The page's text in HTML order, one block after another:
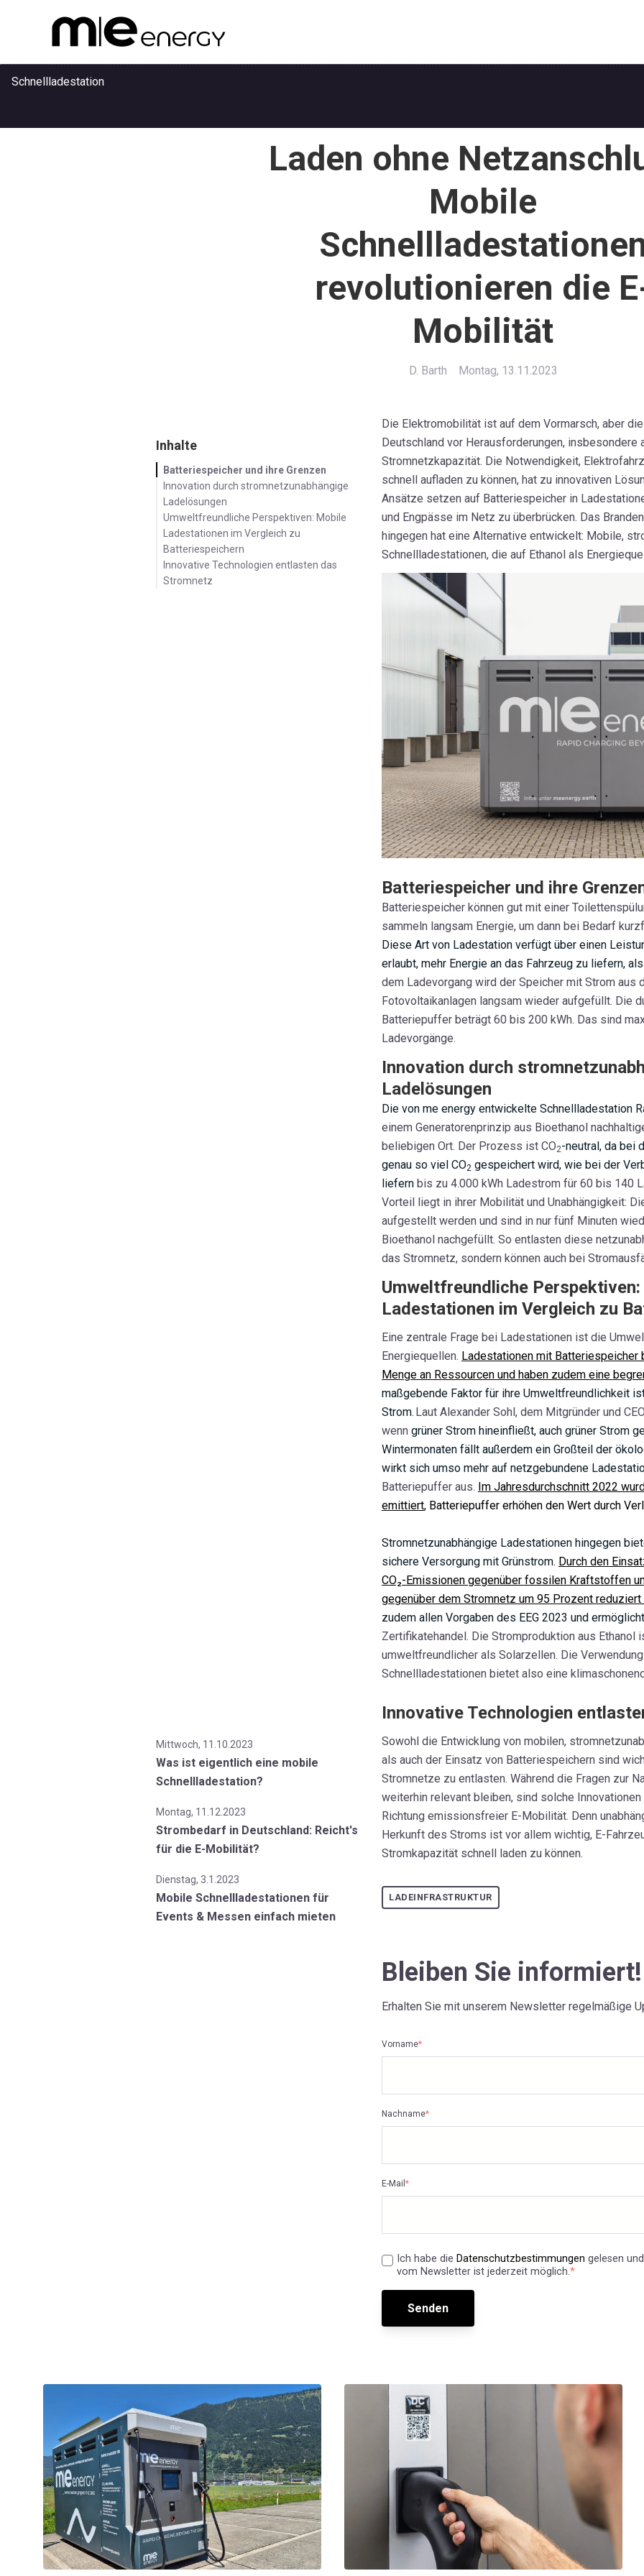
Schnellladestation
Laden ohne
Mobile
revolutionieren die
Mobilität
D. Barth Montag, 13.11.2023
Inhalte
Batteriespeicher und ihre Grenzen
Innovation durch stromnetzunabhängige
Ladelösungen
Umweltfreundliche Perspektiven: Mobile
Ladestationen im Vergleich zu
Batteriespeichern
Innovative Technologien entlasten das
Stromnetz
Mittwoch, 11.10.2023
Was ist eigentlich eine mobile
Schnellladestation?
Montag, 11.12.2023
Strombedarf in Deutschland: Reicht's
für die E-Mobilität?
Dienstag, 3.1.2023
Mobile Schnellladestationen für
Events & Messen einfach mieten
Die Elektromobilität ist auf dem Vormarsch, aber
Deutschland vor Herausforderungen, insbesondere
Stromnetzkapazität. Die Notwendigkeit,
schnell aufladen zu können, hat zu innovativen
Ansätze setzen auf Batteriespeicher in
und Engpässe im Netz zu überbrücken. Das
hingegen hat eine Alternative entwickelt: Mobile,
Schnellladestationen, die auf Ethanol als
Batteriespeicher und ihre
Batteriespeicher können gut mit einer
sammeln langsam Energie, um dann bei Bedarf
Diese Art von Ladestation verfügt über einen
erlaubt, mehr Energie an das Fahrzeug zu liefern,
dem Ladevorgang wird der Speicher mit Strom aus
Fotovoltaikanlagen langsam wieder aufgefüllt. Die
Batteriepuffer beträgt 60 bis 200 kWh. Das sind
Ladevorgänge.
Innovation durch
Ladelösungen
Die von me energy entwickelte Schnellladestation
einem Generatorenprinzip aus Bioethanol
beliebigen Ort. Der Prozess ist CO2-neutral, da bei
genau so viel CO2 gespeichert wird, wie bei der
liefern bis zu 4.000 kWh Ladestrom für 60 bis 140
Vorteil liegt in ihrer Mobilität und Unabhängigkeit:
aufgestellt werden und sind in nur fünf Minuten
Bioethanol nachgefüllt. So entlasten diese
das Stromnetz, sondern können auch bei
Umweltfreundliche
Ladestationen im Vergleich zu
Eine zentrale Frage bei Ladestationen ist die
Energiequellen. Ladestationen mit Batteriespeicher
Menge an Ressourcen und haben zudem eine
maßgebende Faktor für ihre Umweltfreundlichkeit
Strom. Laut Alexander Sohl, dem Mitgründer und
wenn grüner Strom hineinfließt, auch grüner Strom
Wintermonaten fällt außerdem ein Großteil der
wirkt sich umso mehr auf netzgebundene
Batteriepuffer aus. Im Jahresdurchschnitt 2022
emittiert, Batteriepuffer erhöhen den Wert durch
Stromnetzunabhängige Ladestationen hingegen
sichere Versorgung mit Grünstrom. Durch den
CO₂-Emissionen gegenüber fossilen Kraftstoffen
gegenüber dem Stromnetz um 95 Prozent reduziert
zudem allen Vorgaben des EEG 2023 und
Zertifikatehandel. Die Stromproduktion aus Ethanol
umweltfreundlicher als Solarzellen. Die
Schnellladestationen bietet also eine
Innovative Technologien
Sowohl die Entwicklung von mobilen,
als auch der Einsatz von Batteriespeichern sind
Stromnetze zu entlasten. Während die Fragen zur
weiterhin relevant bleiben, sind solche
Richtung emissionsfreier E-Mobilität. Denn
Herkunft des Stroms ist vor allem wichtig, E-
Stromkapazität schnell laden zu können.
LADEINFRASTRUKTUR
Bleiben Sie informiert!
Erhalten Sie mit unserem Newsletter regelmäßige
Vorname*
Nachname*
E-Mail *
Ich habe die Datenschutzbestimmungen gelesen
vom Newsletter ist jederzeit möglich.*